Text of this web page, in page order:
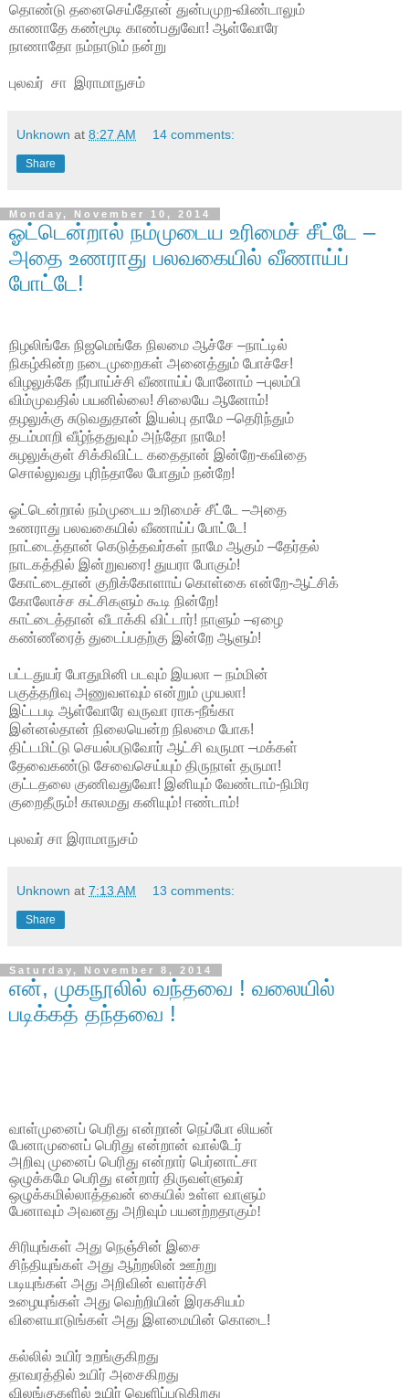
தொண்டு தனைசெய்தோன் துன்பமுற-விண்டாலும்
காணாதே கண்மூடி காண்பதுவோ! ஆள்வோரே
நாணாதோ நம்நாடும் நன்று
புலவர் சா இராமாநுசம்
Unknown at 8:27 AM 14 comments:
Share
Monday, November 10, 2014
ஓட்டென்றால் நம்முடைய உரிமைச் சீட்டே –
அதை உணராது பலவகையில் வீணாய்ப்
போட்டே!
நிழலிங்கே நிஜமெங்கே நிலமை ஆச்சே –நாட்டில்
நிகழ்கின்ற நடைமுறைகள் அனைத்தும் போச்சே!
விழலுக்கே நீர்பாய்ச்சி வீணாய்ப் போனோம் –புலம்பி
விம்முவதில் பயனில்லை! சிலையே ஆனோம்!
தழலுக்கு சுடுவதுதான் இயல்பு தாமே –தெரிந்தும்
தடம்மாறி வீழ்ந்ததுவும் அந்தோ நாமே!
சுழலுக்குள் சிக்கிவிட்ட கதைதான் இன்றே-கவிதை
சொல்லுவது புரிந்தாலே போதும் நன்றே!
ஓட்டென்றால் நம்முடைய உரிமைச் சீட்டே –அதை
உணராது பலவகையில் வீணாய்ப் போட்டே!
நாட்டைத்தான் கெடுத்தவர்கள் நாமே ஆகும் –தேர்தல்
நாடகத்தில் இன்றுவரை! துயரா போகும்!
கோட்டைதான் குறிக்கோளாய் கொள்கை என்றே-ஆட்சிக்
கோலோச்ச கட்சிகளும் கூடி நின்றே!
காட்டைத்தான் வீடாக்கி விட்டார்! நாளும் –ஏழை
கண்ணீரைத் துடைப்பதற்கு இன்றே ஆளும்!
பட்டதுயர் போதுமினி படவும் இயலா – நம்மின்
பகுத்தறிவு அணுவளவும் என்றும் முயலா!
இட்டபடி ஆள்வோரே வருவா ராக-நீங்கா
இன்னல்தான் நிலையென்ற நிலமை போக!
திட்டமிட்டு செயல்படுவோர் ஆட்சி வருமா –மக்கள்
தேவைகண்டு சேவைசெய்யும் திருநாள் தருமா!
குட்டதலை குணிவதுவோ! இனியும் வேண்டாம்-நிமிர
குறைதீரும்! காலமது கனியும்! ஈண்டாம்!
புலவர் சா இராமாநுசம்
Unknown at 7:13 AM 13 comments:
Share
Saturday, November 8, 2014
என், முகநூலில் வந்தவை ! வலையில்
படிக்கத் தந்தவை !
வாள்முனைப் பெரிது என்றான் நெப்போ லியன்
பேனாமுனைப் பெரிது என்றான் வால்டேர்
அறிவு முனைப் பெரிது என்றார் பெர்னாட்சா
ஒழுக்கமே பெரிது என்றார் திருவள்ளுவர்
ஒழுக்கமில்லாத்தவன் கையில் உள்ள வாளும்
பேனாவும் அவனது அறிவும் பயனற்றதாகும்!
சிரியுங்கள் அது நெஞ்சின் இசை
சிந்தியுங்கள் அது ஆற்றலின் ஊற்று
படியுங்கள் அது அறிவின் வளர்ச்சி
உழையுங்கள் அது வெற்றியின் இரகசியம்
விளையாடுங்கள் அது இளமையின் கொடை!
கல்லில் உயிர் உறங்குகிறது
தாவரத்தில் உயிர் அசைகிறது
விலங்குகளில் உயிர் வெளிப்படுகிறது